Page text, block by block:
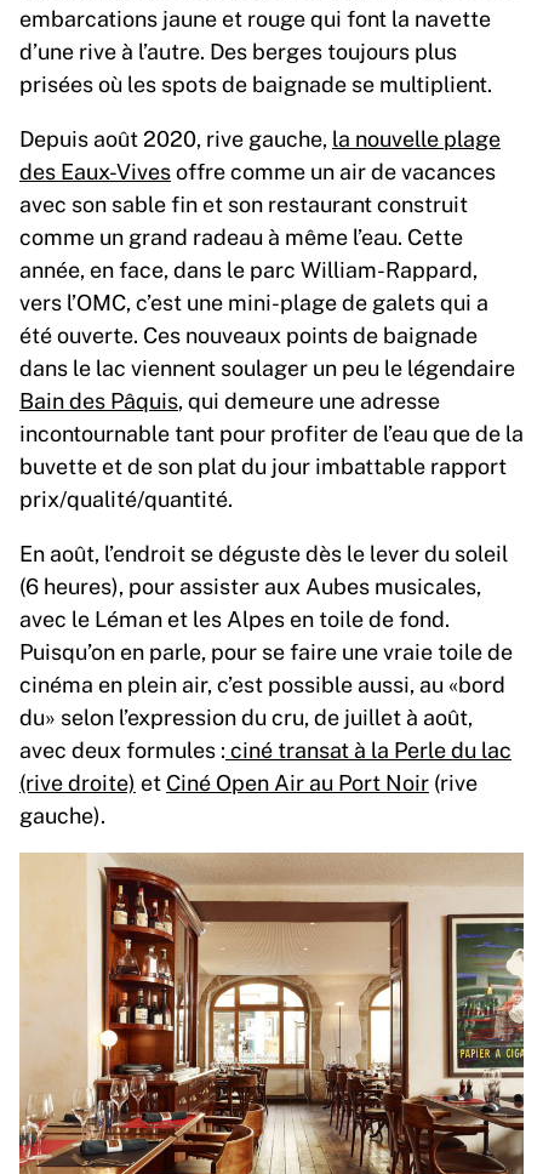
embarcations jaune et rouge qui font la navette
d’une rive à l’autre. Des berges toujours plus
prisées où les spots de baignade se multiplient.
Depuis août 2020, rive gauche, la nouvelle plage
des Eaux-Vivesoffre comme un air de vacances
avec son sable fin et son restaurant construit
comme un grand radeau à même l’eau. Cette
année, en face, dans le parc William-Rappard,
vers l’OMC, c’est une mini-plage de galets qui a
été ouverte. Ces nouveaux points de baignade
dans le lac viennent soulager un peu le légendaire
Bain des Pâquis , qui demeure une adresse
incontournable tant pour profiter de l’eau que de la
buvette et de son plat du jour imbattable rapport
prix/qualité/quantité.
En août, l’endroit se déguste dès le lever du soleil
(6 heures), pour assister aux Aubes musicales,
avec le Léman et les Alpes en toile de fond.
Puisqu’on en parle, pour se faire une vraie toile de
cinéma en plein air, c’est possible aussi, au «bord
du» selon l’expression du cru, de juillet à août,
avec deux formules : ciné transat à la Perle du lac
(rive droite) et Ciné Open Air au Port Noir (rive
gauche).